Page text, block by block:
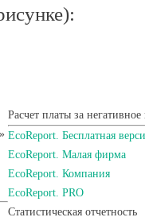
Расчет платы за
EcoReport. Бесплатная
EcoReport. Малая фирма
EcoReport. Компания
EcoReport. PRO
Статистическая отчетность